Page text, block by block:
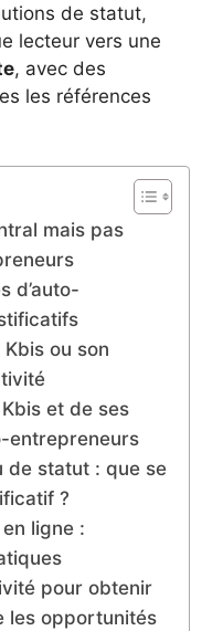
de statut,
lecteur vers une
, avec des
les références
mais pas
d’auto-
ou son
et de ses
entrepreneurs
de statut : que se
?
ligne :
pour obtenir
les opportunités